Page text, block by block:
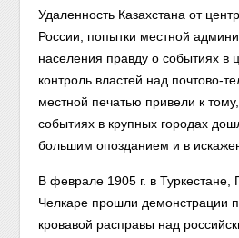
Удаленность Казахстана от
России, попытки местной
населения правду о событиях в
контроль властей над почтово-
местной печатью привели к
событиях в крупных городах
большим опозданием и в
В феврале 1905 г. в Туркестане,
Челкаре прошли демонстрации
кровавой расправы над